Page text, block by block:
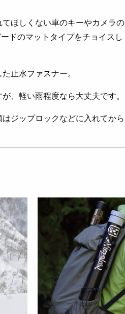
ほしくない車のキーやカメラの
ドのマットタイプをチョイスし
止水ファスナー。
、軽い雨程度なら大丈夫です。
ジップロックなどに入れてから